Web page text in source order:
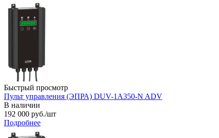
Быстрый просмотр
Пульт управления (ЭПРА) DUV-1A350-N ADV
В наличии
192 000 руб./шт
Подробнее